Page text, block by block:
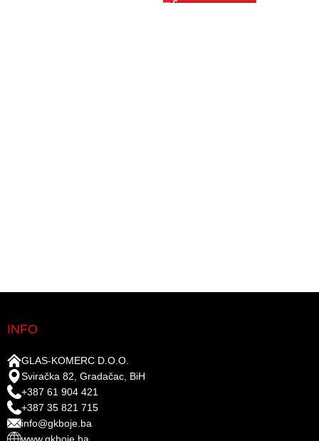
INFO
GLAS-KOMERC D.O.O.
Sviračka 82, Gradačac, BiH
+387 61 904 421
+387 35 821 715
info@gkboje.ba